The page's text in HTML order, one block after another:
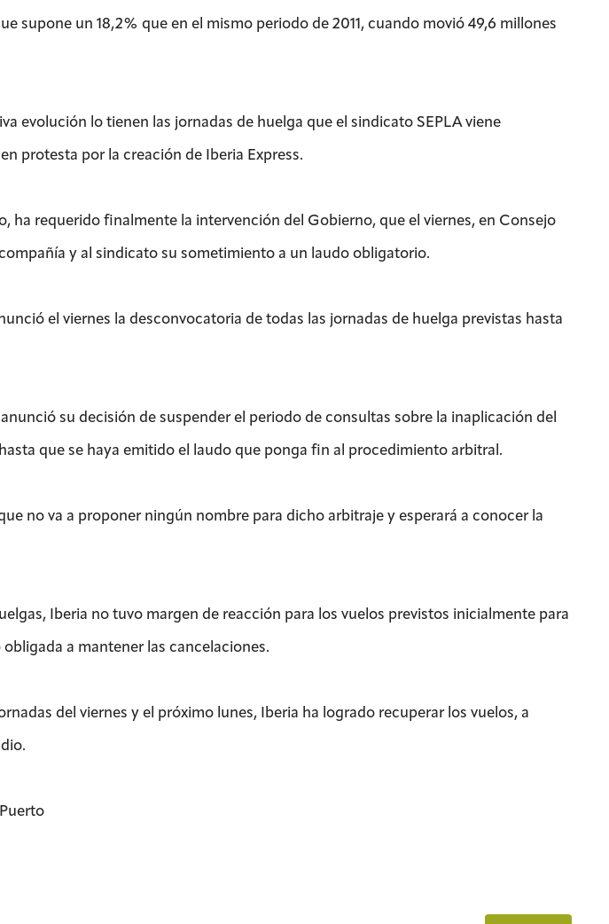
supone un 18,2% que en el mismo periodo de 2011, cuando movió 49,6 millones
evolución lo tienen las jornadas de huelga que el sindicato SEPLA viene
protesta por la creación de Iberia Express.
ha requerido finalmente la intervención del Gobierno, que el viernes, en Consejo
y al sindicato su sometimiento a un laudo obligatorio.
el viernes la desconvocatoria de todas las jornadas de huelga previstas hasta
su decisión de suspender el periodo de consultas sobre la inaplicación del
que se haya emitido el laudo que ponga fin al procedimiento arbitral.
no va a proponer ningún nombre para dicho arbitraje y esperará a conocer la
Iberia no tuvo margen de reacción para los vuelos previstos inicialmente para
a mantener las cancelaciones.
del viernes y el próximo lunes, Iberia ha logrado recuperar los vuelos, a